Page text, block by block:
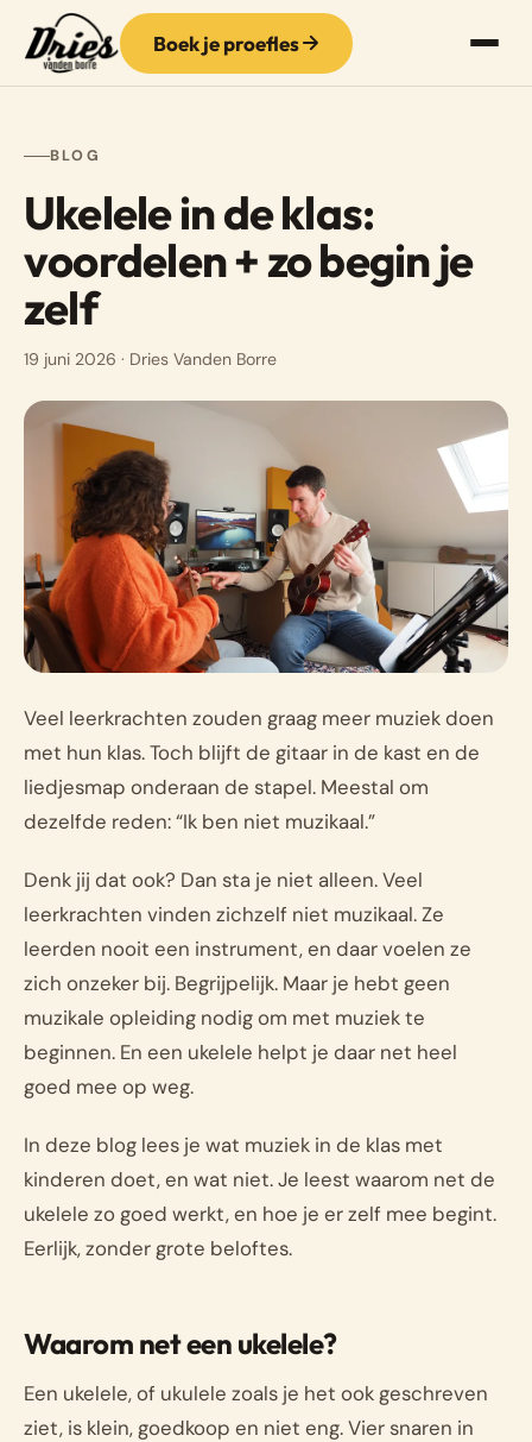
Boek je proefles
BLOG
Ukelele in de klas:
voordelen + zo begin je
zelf
19 juni 2026 · Dries Vanden Borre
Veel leerkrachten zouden graag meer muziek doen
met hun klas. Toch blijft de gitaar in de kast en de
liedjesmap onderaan de stapel. Meestal om
dezelfde reden: “Ik ben niet muzikaal.”
Denk jij dat ook? Dan sta je niet alleen. Veel
leerkrachten vinden zichzelf niet muzikaal. Ze
leerden nooit een instrument, en daar voelen ze
zich onzeker bij. Begrijpelijk. Maar je hebt geen
muzikale opleiding nodig om met muziek te
beginnen. En een ukelele helpt je daar net heel
goed mee op weg.
In deze blog lees je wat muziek in de klas met
kinderen doet, en wat niet. Je leest waarom net de
ukelele zo goed werkt, en hoe je er zelf mee begint.
Eerlijk, zonder grote beloftes.
Waarom net een ukelele?
Een ukelele, of ukulele zoals je het ook geschreven
ziet, is klein, goedkoop en niet eng. Vier snaren in